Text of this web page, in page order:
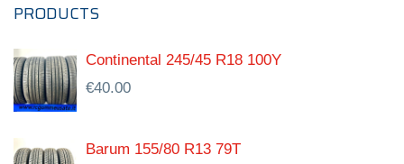
PRODUCTS
Continental 245/45 R18 100Y
€40.00
Barum 155/80 R13 79T